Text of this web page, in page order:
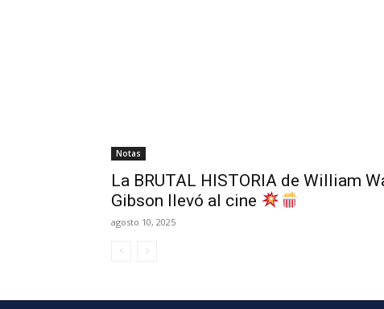
Notas
La BRUTAL HISTORIA de William
Gibson llevó al cine
agosto 10, 2025